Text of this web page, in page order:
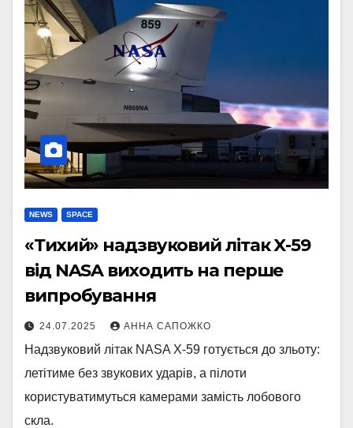
NEWS SPACE
«Тихий» надзвуковий літак X-59
від NASA виходить на перше
випробування
24.07.2025 АННА САПОЖКО
Надзвуковий літак NASA X-59 готується до зльоту:
летітиме без звукових ударів, а пілоти
користуватимуться камерами замість лобового
скла.